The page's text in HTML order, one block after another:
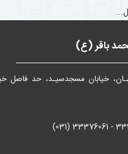
باقر (ع)
خیابان مسجدسیـد، حد فاصل